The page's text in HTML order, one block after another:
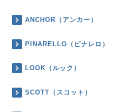
ANCHOR（アンカー）
PINARELLO（ピナレロ）
LOOK（ルック）
SCOTT（スコット）